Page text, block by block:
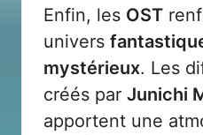
Enfin, les OST
univers
mystérieux. Les
créés par Junichi
apportent une